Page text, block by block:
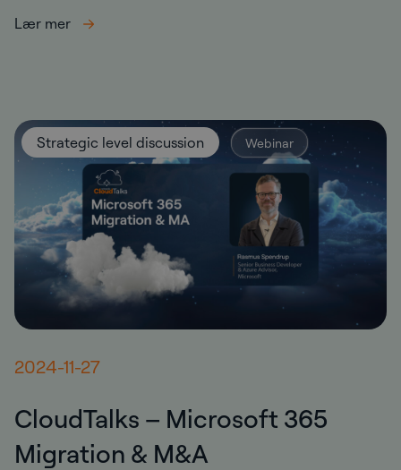
Lær mer
Strategic level discussion Webinar
2024-11-27
CloudTalks – Microsoft 365
Migration & M&A